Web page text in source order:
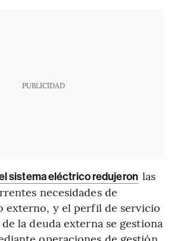
PUBLICIDAD
sistema eléctrico redujeron las
necesidades de
externo, y el perfil de servicio
la deuda externa se gestiona